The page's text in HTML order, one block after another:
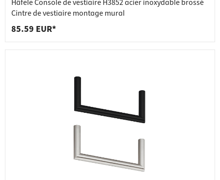
Häfele Console de vestiaire H3852 acier inoxydable brossé
Cintre de vestiaire montage mural
85.59 EUR*